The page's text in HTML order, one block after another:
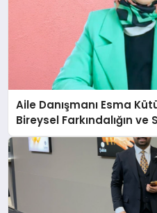
Aile Danışmanı Esma
Bireysel Farkındalığın ve
Anlatıyor